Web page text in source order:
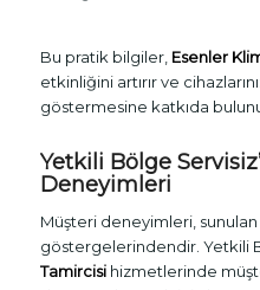
Bu pratik bilgiler, Esenler
etkinliğini artırır ve
göstermesine katkıda
Yetkili Bölge
Deneyimleri
Müşteri deneyimleri,
göstergelerindendir. Yetkili
Tamircisihizmetlerinde